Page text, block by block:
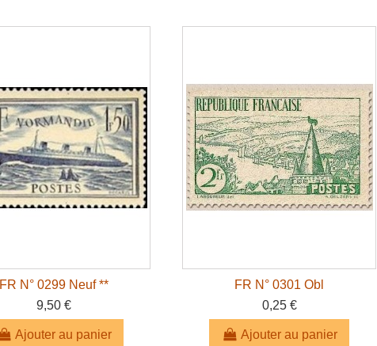
FR N° 0299 Neuf **
9,50 €
Ajouter au panier
FR N° 0301 Obl
0,25 €
Ajouter au panier